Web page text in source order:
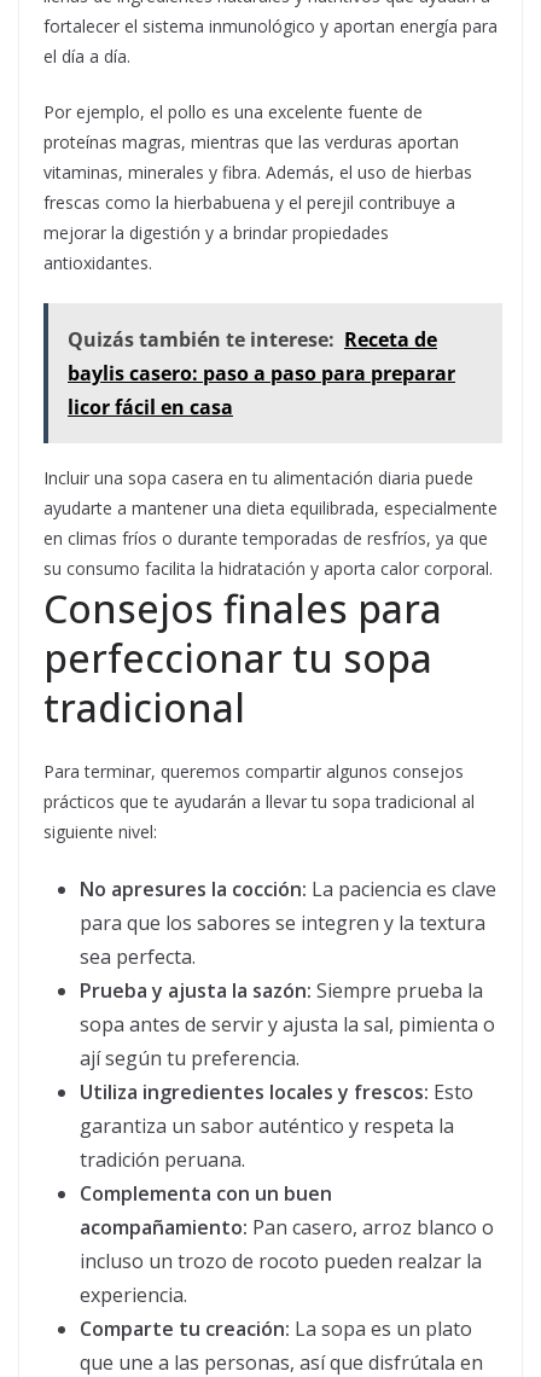
fortalecer el sistema inmunológico y aportan energía para
el día a día.
Por ejemplo, el pollo es una excelente fuente de
proteínas magras, mientras que las verduras aportan
vitaminas, minerales y fibra. Además, el uso de hierbas
frescas como la hierbabuena y el perejil contribuye a
mejorar la digestión y a brindar propiedades
antioxidantes.
Quizás también te interese: Receta de
baylis casero: paso a paso para preparar
licor fácil en casa
Incluir una sopa casera en tu alimentación diaria puede
ayudarte a mantener una dieta equilibrada, especialmente
en climas fríos o durante temporadas de resfríos, ya que
su consumo facilita la hidratación y aporta calor corporal.
Consejos finales para
perfeccionar tu sopa
tradicional
Para terminar, queremos compartir algunos consejos
prácticos que te ayudarán a llevar tu sopa tradicional al
siguiente nivel:
No apresures la cocción: La paciencia es clave
para que los sabores se integren y la textura
sea perfecta.
Prueba y ajusta la sazón: Siempre prueba la
sopa antes de servir y ajusta la sal, pimienta o
ají según tu preferencia.
Utiliza ingredientes locales y frescos: Esto
garantiza un sabor auténtico y respeta la
tradición peruana.
Complementa con un buen
acompañamiento: Pan casero, arroz blanco o
incluso un trozo de rocoto pueden realzar la
experiencia.
Comparte tu creación: La sopa es un plato
que une a las personas, así que disfrútala en